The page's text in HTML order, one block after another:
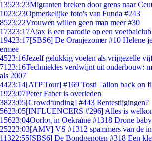
13523:23Migranten breken door grens naar
1023:23Opmerkelijke foto's van Funda #243
8523:22Vrouwen willen geen man meer #30
17323:17Ajax is een parodie op een
19423:17[SBS6] De Oranjezomer #10 Helene
ermee
4523:16Jezelf gelukkig voelen als vrijgezelle
71 23:16Techniekles verdwijnt uit onderbouw:
als 2007
4423:14[ATP Tour] #169 Tosti Tallon back on
1923:07Peter Faber is overleden
3823:05[Crowdfunding] #443 Rentestijgingen?
5623:05[INFLUENCERS #296] Alles is
15623:04Oorlog in Oekraïne #1318 Drone
25223:03[AMV] VS #1312 spammers van de
11322:55[SBS6] De Bondgenoten #318 Een